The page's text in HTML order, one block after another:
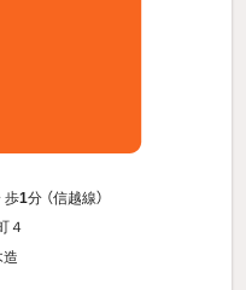
歩1分 （信越線）
４
造